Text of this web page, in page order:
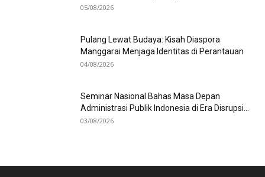
05/08/2026
Pulang Lewat Budaya: Kisah Diaspora
Manggarai Menjaga Identitas di Perantauan
04/08/2026
Seminar Nasional Bahas Masa Depan
Administrasi Publik Indonesia di Era Disrupsi...
03/08/2026